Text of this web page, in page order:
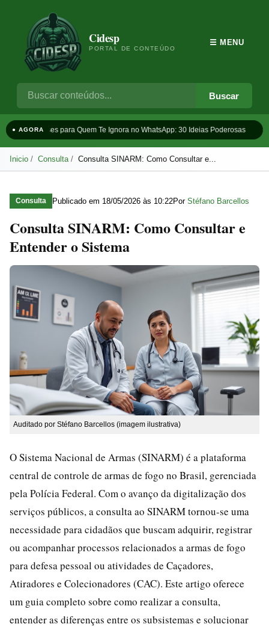
Cidesp
PORTAL DE CONTEÚDO
Buscar
☰ MENU
● AGORAFrases para Quem Te Ignora no WhatsApp: 30 Ideias Poderosas
Inicio Consulta Consulta SINARM: Como Consultar e...
Consulta Publicado em 18/05/2026 às 10:22Por Stéfano Barcellos
Consulta SINARM: Como Consultar e
Entender o Sistema
Auditado por Stéfano Barcellos (imagem ilustrativa)
O Sistema Nacional de Armas (SINARM) é a plataforma
central de controle de armas de fogo no Brasil, gerenciada
pela Polícia Federal. Com o avanço da digitalização dos
serviços públicos, a consulta ao SINARM tornou-se uma
necessidade para cidadãos que buscam adquirir, registrar
ou acompanhar processos relacionados a armas de fogo
para defesa pessoal ou atividades de Caçadores,
Atiradores e Colecionadores (CAC). Este artigo oferece
um guia completo sobre como realizar a consulta,
entender as diferenças entre os subsistemas e solucionar